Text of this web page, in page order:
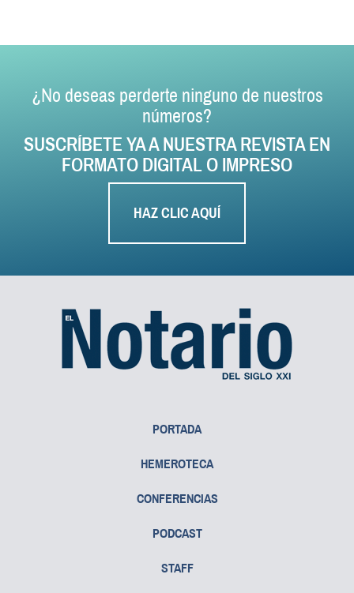
¿No deseas perderte ninguno de nuestros
números?
SUSCRÍBETE YA A NUESTRA REVISTA EN
FORMATO DIGITAL O IMPRESO
HAZ CLIC AQUÍ
PORTADA
HEMEROTECA
CONFERENCIAS
PODCAST
STAFF